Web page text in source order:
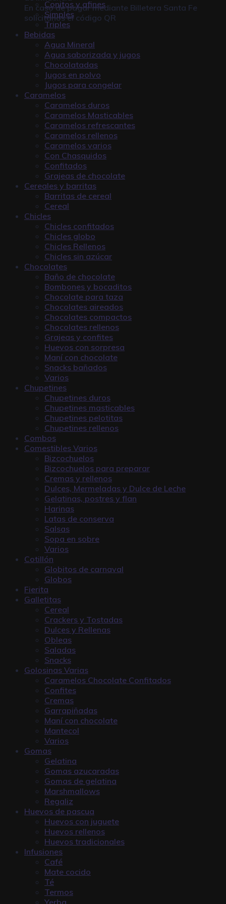
En caso de pagar mediante Billetera Santa Fe
solicitanos el código QR
Conitos y afines
Simples
Triples
Bebidas
Agua Mineral
Agua saborizada y jugos
Chocolatadas
Jugos en polvo
Jugos para congelar
Caramelos
Caramelos duros
Caramelos Masticables
Caramelos refrescantes
Caramelos rellenos
Caramelos varios
Con Chasquidos
Confitados
Grajeas de chocolate
Cereales y barritas
Barritas de cereal
Cereal
Chicles
Chicles confitados
Chicles globo
Chicles Rellenos
Chicles sin azúcar
Chocolates
Baño de chocolate
Bombones y bocaditos
Chocolate para taza
Chocolates aireados
Chocolates compactos
Chocolates rellenos
Grajeas y confites
Huevos con sorpresa
Maní con chocolate
Snacks bañados
Varios
Chupetines
Chupetines duros
Chupetines masticables
Chupetines pelotitas
Chupetines rellenos
Combos
Comestibles Varios
Bizcochuelos
Bizcochuelos para preparar
Cremas y rellenos
Dulces, Mermeladas y Dulce de Leche
Gelatinas, postres y flan
Harinas
Latas de conserva
Salsas
Sopa en sobre
Varios
Cotillón
Globitos de carnaval
Globos
Fierita
Galletitas
Cereal
Crackers y Tostadas
Dulces y Rellenas
Obleas
Saladas
Snacks
Golosinas Varias
Caramelos Chocolate Confitados
Confites
Cremas
Garrapiñadas
Maní con chocolate
Mantecol
Varios
Gomas
Gelatina
Gomas azucaradas
Gomas de gelatina
Marshmallows
Regaliz
Huevos de pascua
Huevos con juguete
Huevos rellenos
Huevos tradicionales
Infusiones
Café
Mate cocido
Té
Termos
Yerba